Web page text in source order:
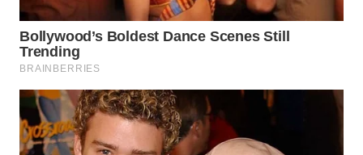
WN
DEPOK
WN
TAPANULI
UTARA